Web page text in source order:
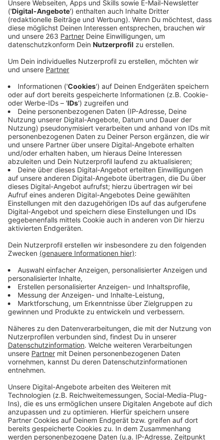
Die Biedenkopfer Polizei sucht Opfer und Zeugen
nach einer Straßenverkehrsgefährdung durch einen
grünen „Jeep“. Die auffällige Fahrweise des grünen
„Jeeps“ mit BLB - Kennzeichen zog sich von der
Ortsumgehung Biedenkopf bis vermutlich Bad
Laasphe. Der Vorfall geschah am Samstag, 16. April
2022, zwischen 4.55 und 5.15 Uhr. Nach ersten
Informationen kam der „Jeep“ von der Ludwigshütte
und bog offenbar trotz Rot zeigender Ampel auf die
Umgehungsstraße ab. Bereits durch dieses Manöver
mussten Autofahrer auf der Umgehungsstraße zur
Verhinderung eines Unfalls bremsen. Auf der weiteren
Strecke Richtung Bad Laasphe stellte sich der Jeep
zwischenzeitlich quer, fuhr dann wieder mit
augenscheinlich überhöhter Geschwindigkeit und
quietschenden Reifen weiter. Der Jeepfahrer
überholte und bremste die Überholten danach aus.
Nach einer Wiederanfahrt nach kurzem Stopp kam es
nach Zeugenaussagen beinahe zu einem Unfall mit
einem gerade vorbeifahrenden Lastwagen. Der noch
unbekannte Lastwagenfahrer musste aufgrund der
Fahrweise des Jeeps ausweichen. Letztendlich
verließen die Fahrer des „Jeeps“ und weiterer
mindestens zwei Fahrzeuge vermutlich in Bad Laasphe
vor einer roten Ampel kurz ihr Auto, wechselten ein
paart Worte und fuhren dann weiter. Die Polizei
Biedenkopf ermittelt wegen des Verdachts der
Straßenverkehrsgefährdung und bittet die von der
Fahrweise des Jeepfahrers betroffenen Opfer und
Tel. (06461) 92950.
Anzeige